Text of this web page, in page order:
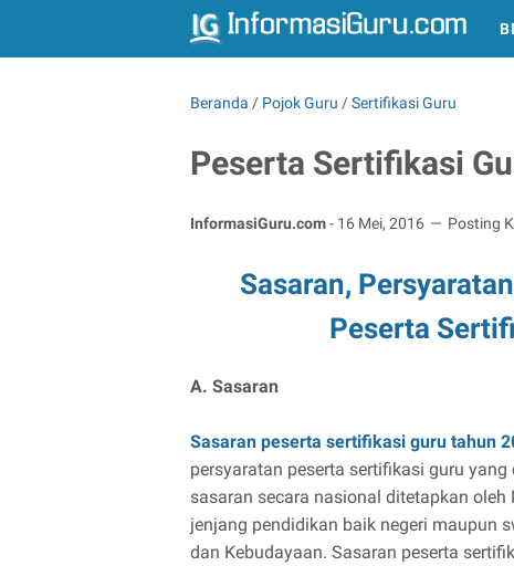
Beranda / Pojok Guru /Sertifikasi Guru
Peserta Sertifikasi
InformasiGuru.com- 16 Mei, 2016 Posting
Sasaran,
Peserta
A. Sasaran
Sasaran peserta sertifikasi guru tahun
persyaratan peserta sertifikasi guru
sasaran secara nasional ditetapkan
jenjang pendidikan baik negeri maupun
dan Kebudayaan. Sasaran peserta